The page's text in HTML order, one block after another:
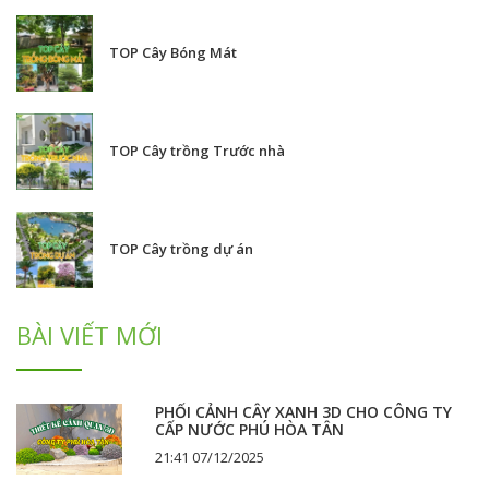
TOP Cây Bóng Mát
TOP Cây trồng Trước nhà
TOP Cây trồng dự án
BÀI VIẾT MỚI
PHỐI CẢNH CÂY XANH 3D CHO CÔNG TY
CẤP NƯỚC PHÚ HÒA TÂN
21:41 07/12/2025